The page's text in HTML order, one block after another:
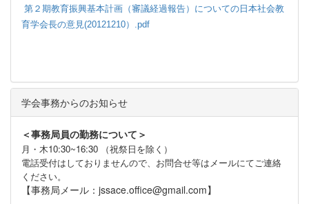
第２期教育振興基本計画（審議経過報告）についての日本社会教
育学会長の意見(20121210）.pdf
学会事務からのお知らせ
＜事務局員の勤務について＞
月・木10:30~16:30 （祝祭日を除く）
電話受付はしておりませんので、お問合せ等はメールにてご連絡
ください。
【事務局メール：jssace.office@gmail.com】